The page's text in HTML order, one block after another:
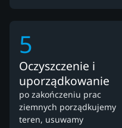
5
Oczyszczenie i
uporządkowanie
po zakończeniu prac
ziemnych porządkujemy
teren, usuwamy